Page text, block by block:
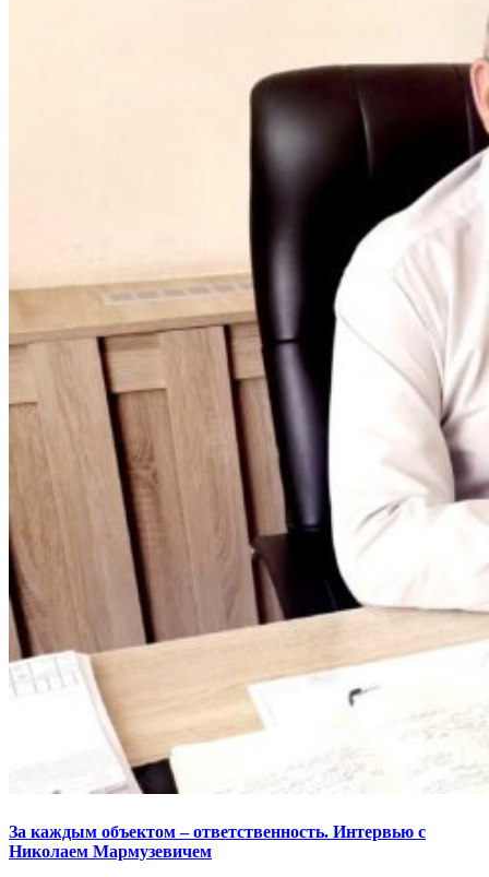
За каждым объектом – ответственность. Интервью с
Николаем Мармузевичем